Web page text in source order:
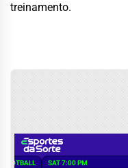
treinamento.